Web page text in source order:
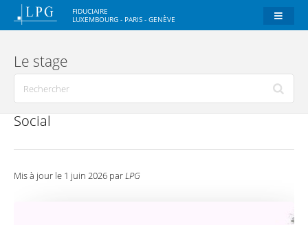
FIDUCIAIRE
LUXEMBOURG - PARIS - GENÈVE
Le stage
Social
Mis à jour le 1 juin 2026 parLPG